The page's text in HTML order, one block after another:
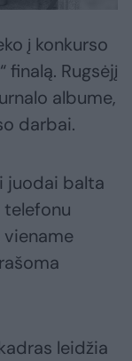
į konkurso
Rugsėjį
albume,
darbai.
juodai balta
viename
leidžia